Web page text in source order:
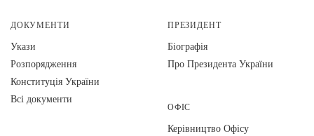
ДОКУМЕНТИ
Укази
Розпорядження
Конституція України
Всі документи
ПРЕЗИДЕНТ
Біографія
Про Президента України
ОФІС
Керівництво Офісу